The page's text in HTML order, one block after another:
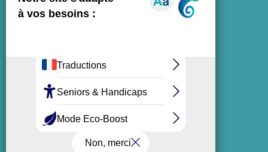
Antenne de l’île de Thau
Contact